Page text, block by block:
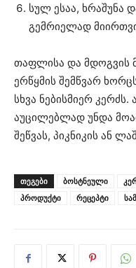
სულ ესაა, ხრაშუნა
გემრიელად
თაფლისა და მდოგვის
ერწყმის შემწვარ
სხვა ნებისმიერ
აუცილებლად უნდა
შეწვას, პიკნიკის ან
ᲗᲔᲒᲔᲑᲘ ბოსტნეული
პროდუქტი
რეცეპტი